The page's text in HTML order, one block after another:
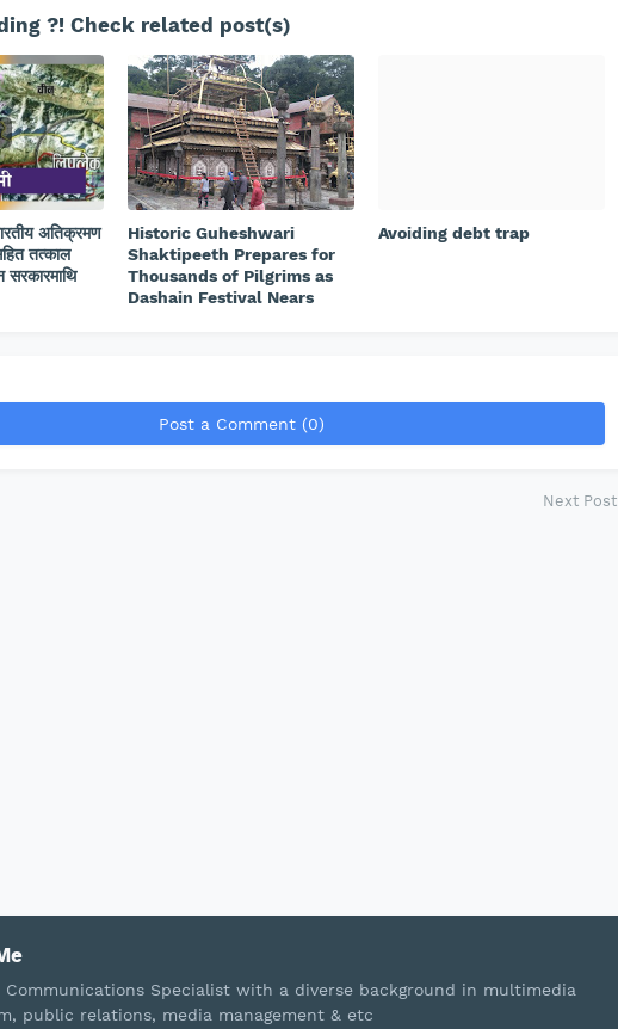
?! Check related post(s)
अतिक्रमण
तत्काल
Historic Guheshwari
Shaktipeeth Prepares for
Thousands of Pilgrims as
Dashain Festival Nears
Avoiding debt trap
Post a Comment (0)
Next Post
Communications Specialist with a diverse background in multimedia
public relations, media management & etc